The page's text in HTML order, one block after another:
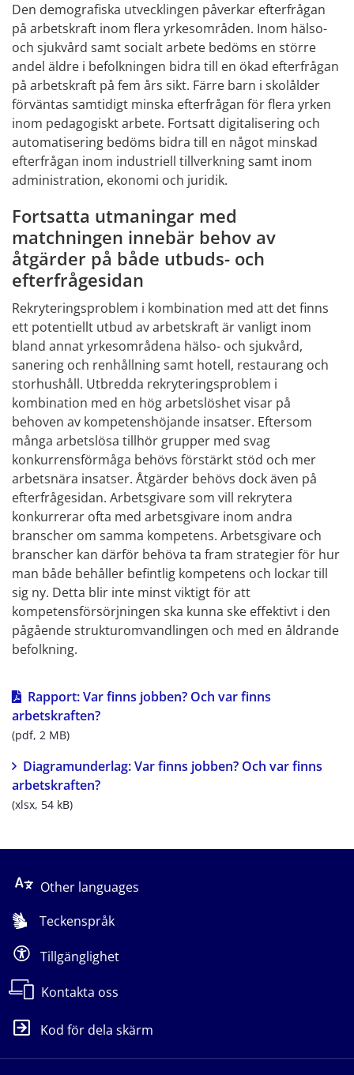
Den demografiska utvecklingen påverkar efterfrågan
på arbetskraft inom flera yrkesområden. Inom hälso-
och sjukvård samt socialt arbete bedöms en större
andel äldre i befolkningen bidra till en ökad efterfrågan
på arbetskraft på fem års sikt. Färre barn i skolålder
förväntas samtidigt minska efterfrågan för flera yrken
inom pedagogiskt arbete. Fortsatt digitalisering och
automatisering bedöms bidra till en något minskad
efterfrågan inom industriell tillverkning samt inom
administration, ekonomi och juridik.
Fortsatta utmaningar med
matchningen innebär behov av
åtgärder på både utbuds- och
efterfrågesidan
Rekryteringsproblem i kombination med att det finns
ett potentiellt utbud av arbetskraft är vanligt inom
bland annat yrkesområdena hälso- och sjukvård,
sanering och renhållning samt hotell, restaurang och
storhushåll. Utbredda rekryteringsproblem i
kombination med en hög arbetslöshet visar på
behoven av kompetenshöjande insatser. Eftersom
många arbetslösa tillhör grupper med svag
konkurrensförmåga behövs förstärkt stöd och mer
arbetsnära insatser. Åtgärder behövs dock även på
efterfrågesidan. Arbetsgivare som vill rekrytera
konkurrerar ofta med arbetsgivare inom andra
branscher om samma kompetens. Arbetsgivare och
branscher kan därför behöva ta fram strategier för hur
man både behåller befintlig kompetens och lockar till
sig ny. Detta blir inte minst viktigt för att
kompetensförsörjningen ska kunna ske effektivt i den
pågående strukturomvandlingen och med en åldrande
befolkning.
Rapport: Var finns jobben? Och var finns
arbetskraften?pdf, 2 MB.
(pdf, 2 MB)
Diagramunderlag: Var finns jobben? Och var finns
arbetskraften?xlsx, 54 kB.
(xlsx, 54 kB)
Other languages
Teckenspråk
Tillgänglighet
Kontakta oss
Kod för dela skärm